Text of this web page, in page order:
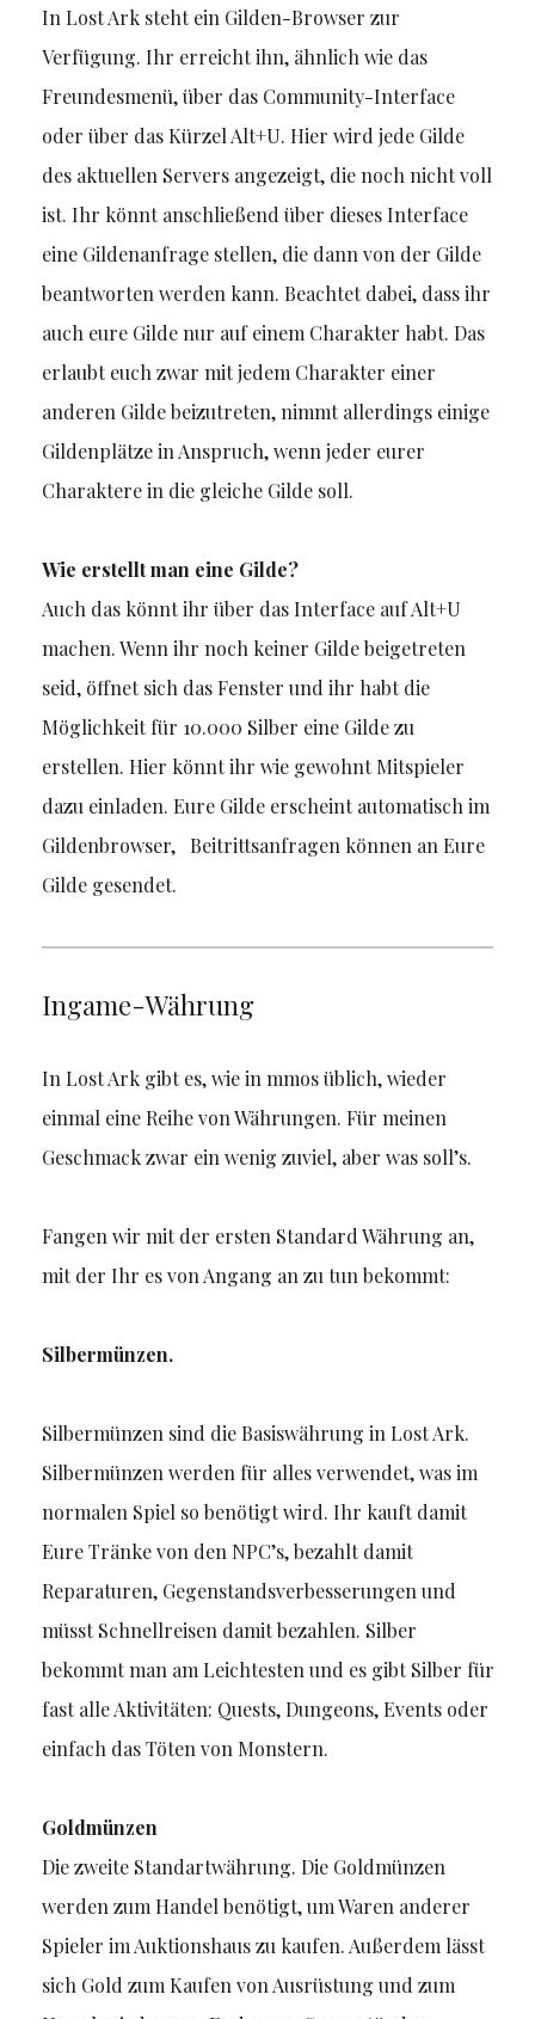
In Lost Ark steht ein Gilden-Browser zur
Verfügung. Ihr erreicht ihn, ähnlich wie das
Freundesmenü, über das Community-Interface
oder über das Kürzel Alt+U. Hier wird jede Gilde
des aktuellen Servers angezeigt, die noch nicht voll
ist. Ihr könnt anschließend über dieses Interface
eine Gildenanfrage stellen, die dann von der Gilde
beantworten werden kann. Beachtet dabei, dass ihr
auch eure Gilde nur auf einem Charakter habt. Das
erlaubt euch zwar mit jedem Charakter einer
anderen Gilde beizutreten, nimmt allerdings einige
Gildenplätze in Anspruch, wenn jeder eurer
Charaktere in die gleiche Gilde soll.
Wie erstellt man eine Gilde?
Auch das könnt ihr über das Interface auf Alt+U
machen. Wenn ihr noch keiner Gilde beigetreten
seid, öffnet sich das Fenster und ihr habt die
Möglichkeit für 10.000 Silber eine Gilde zu
erstellen. Hier könnt ihr wie gewohnt Mitspieler
dazu einladen. Eure Gilde erscheint automatisch im
Gildenbrowser, Beitrittsanfragen können an Eure
Gilde gesendet.
Ingame-Währung
In Lost Ark gibt es, wie in mmos üblich, wieder
einmal eine Reihe von Währungen. Für meinen
Geschmack zwar ein wenig zuviel, aber was soll’s.
Fangen wir mit der ersten Standard Währung an,
mit der Ihr es von Angang an zu tun bekommt:
Silbermünzen.
Silbermünzen sind die Basiswährung in Lost Ark.
Silbermünzen werden für alles verwendet, was im
normalen Spiel so benötigt wird. Ihr kauft damit
Eure Tränke von den NPC’s, bezahlt damit
Reparaturen, Gegenstandsverbesserungen und
müsst Schnellreisen damit bezahlen. Silber
bekommt man am Leichtesten und es gibt Silber für
fast alle Aktivitäten: Quests, Dungeons, Events oder
einfach das Töten von Monstern.
Goldmünzen
Die zweite Standartwährung. Die Goldmünzen
werden zum Handel benötigt, um Waren anderer
Spieler im Auktionshaus zu kaufen. Außerdem lässt
sich Gold zum Kaufen von Ausrüstung und zum